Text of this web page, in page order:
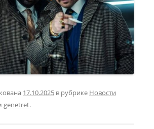
17.10.2025 в рубрике Новости
genetret.